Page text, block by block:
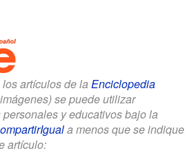
artículos de la Enciclopedia
se puede utilizar
y educativos bajo la
a menos que se indique
artículo: